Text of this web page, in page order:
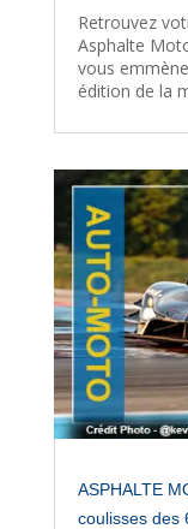
Retrouvez
Asphalte
vous
édition de la
ASPHALTE
coulisses des